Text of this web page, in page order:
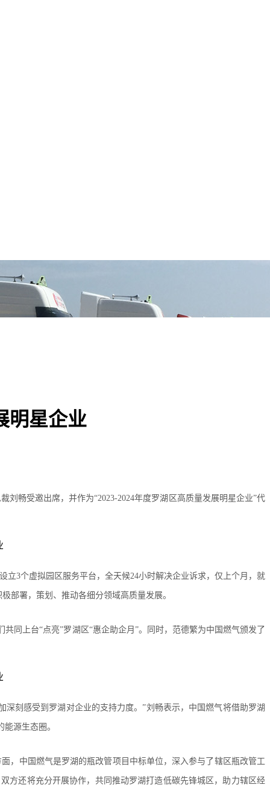
明星企业
刘畅受邀出席，并作为“2023-2024年度罗湖区高质量发展明星企业”代
3个虚拟园区服务平台，全天候24小时解决企业诉求，仅上个月，就
部署，策划、推动各细分领域高质量发展。
同上台“点亮”罗湖区“惠企助企月”。同时，范德繁为中国燃气颁发了
刻感受到罗湖对企业的支持力度。”刘畅表示，中国燃气将借助罗湖
源生态圈。
，中国燃气是罗湖的瓶改管项目中标单位，深入参与了辖区瓶改管工
方还将充分开展协作，共同推动罗湖打造低碳先锋城区，助力辖区经